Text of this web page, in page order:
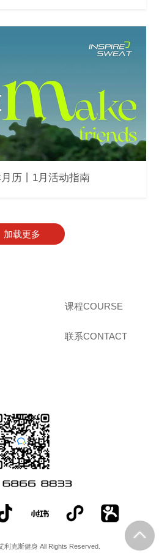
历丨1月活动指南
加载更多
课程COURSE
联系CONTACT
利克斯健身 All Rights Reserved.